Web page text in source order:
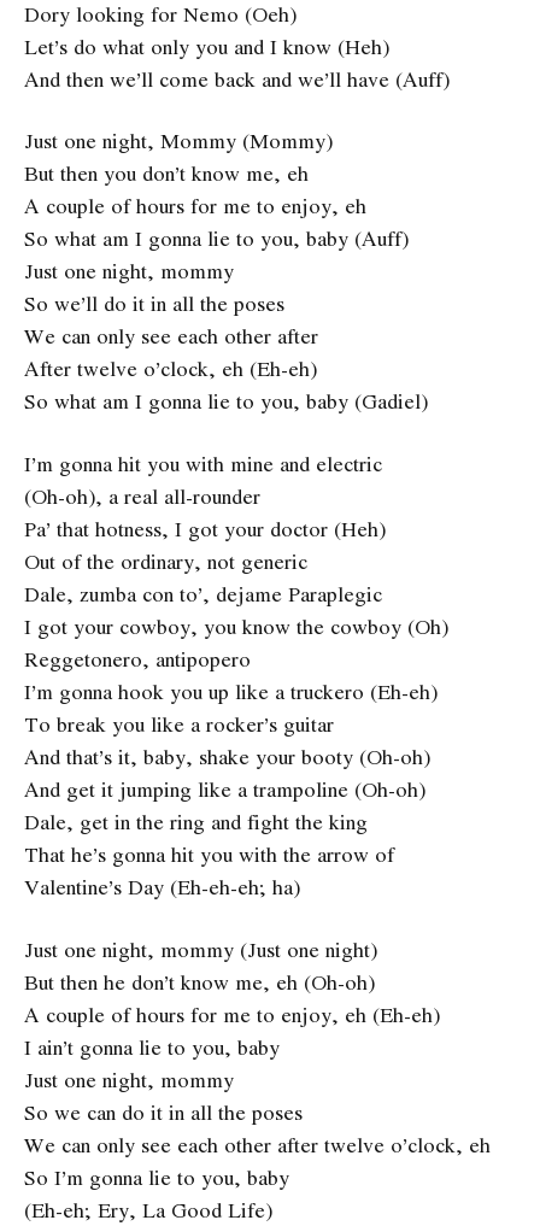
Dory looking for Nemo (Oeh)
Let’s do what only you and I know (Heh)
And then we’ll come back and we’ll have (Auff)
Just one night, Mommy (Mommy)
But then you don’t know me, eh
A couple of hours for me to enjoy, eh
So what am I gonna lie to you, baby (Auff)
Just one night, mommy
So we’ll do it in all the poses
We can only see each other after
After twelve o’clock, eh (Eh-eh)
So what am I gonna lie to you, baby (Gadiel)
I’m gonna hit you with mine and electric
(Oh-oh), a real all-rounder
Pa’ that hotness, I got your doctor (Heh)
Out of the ordinary, not generic
Dale, zumba con to’, dejame Paraplegic
I got your cowboy, you know the cowboy (Oh)
Reggetonero, antipopero
I’m gonna hook you up like a truckero (Eh-eh)
To break you like a rocker’s guitar
And that’s it, baby, shake your booty (Oh-oh)
And get it jumping like a trampoline (Oh-oh)
Dale, get in the ring and fight the king
That he’s gonna hit you with the arrow of
Valentine’s Day (Eh-eh-eh; ha)
Just one night, mommy (Just one night)
But then he don’t know me, eh (Oh-oh)
A couple of hours for me to enjoy, eh (Eh-eh)
I ain’t gonna lie to you, baby
Just one night, mommy
So we can do it in all the poses
We can only see each other after twelve o’clock, eh
So I’m gonna lie to you, baby
(Eh-eh; Ery, La Good Life)